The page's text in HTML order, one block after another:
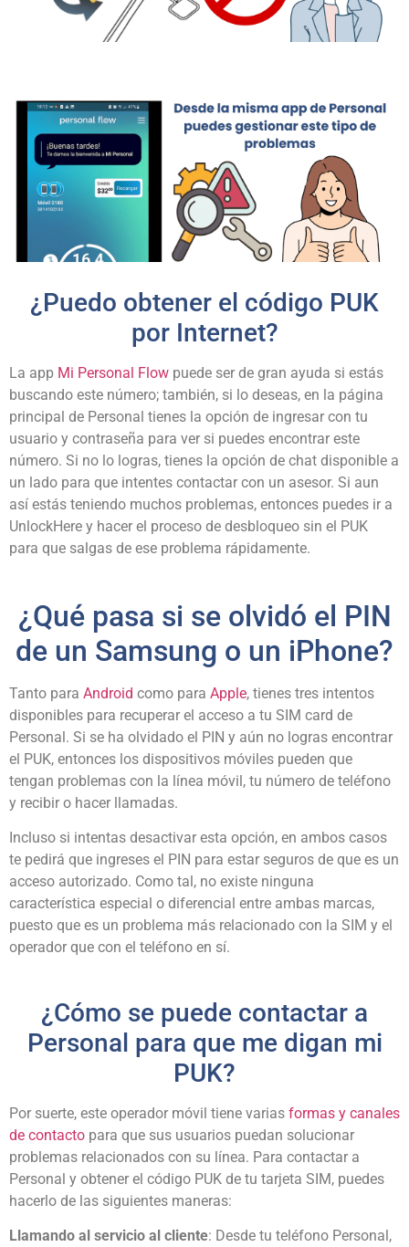
¿Puedo obtener el código PUK
por Internet?
La app Mi Personal Flow puede ser de gran ayuda si estás
buscando este número; también, si lo deseas, en la página
principal de Personal tienes la opción de ingresar con tu
usuario y contraseña para ver si puedes encontrar este
número. Si no lo logras, tienes la opción de chat disponible a
un lado para que intentes contactar con un asesor. Si aun
así estás teniendo muchos problemas, entonces puedes ir a
UnlockHere y hacer el proceso de desbloqueo sin el PUK
para que salgas de ese problema rápidamente.
¿Qué pasa si se olvidó el PIN
de un Samsung o un iPhone?
Tanto para Android como para Apple, tienes tres intentos
disponibles para recuperar el acceso a tu SIM card de
Personal. Si se ha olvidado el PIN y aún no logras encontrar
el PUK, entonces los dispositivos móviles pueden que
tengan problemas con la línea móvil, tu número de teléfono
y recibir o hacer llamadas.
Incluso si intentas desactivar esta opción, en ambos casos
te pedirá que ingreses el PIN para estar seguros de que es un
acceso autorizado. Como tal, no existe ninguna
característica especial o diferencial entre ambas marcas,
puesto que es un problema más relacionado con la SIM y el
operador que con el teléfono en sí.
¿Cómo se puede contactar a
Personal para que me digan mi
PUK?
Por suerte, este operador móvil tiene varias formas y canales
de contacto para que sus usuarios puedan solucionar
problemas relacionados con su línea. Para contactar a
Personal y obtener el código PUK de tu tarjeta SIM, puedes
hacerlo de las siguientes maneras:
Llamando al servicio al cliente: Desde tu teléfono Personal,